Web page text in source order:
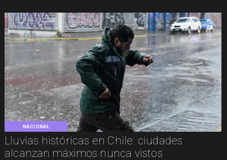
NACIONAL
Lluvias históricas en Chile: ciudades
alcanzan máximos nunca vistos